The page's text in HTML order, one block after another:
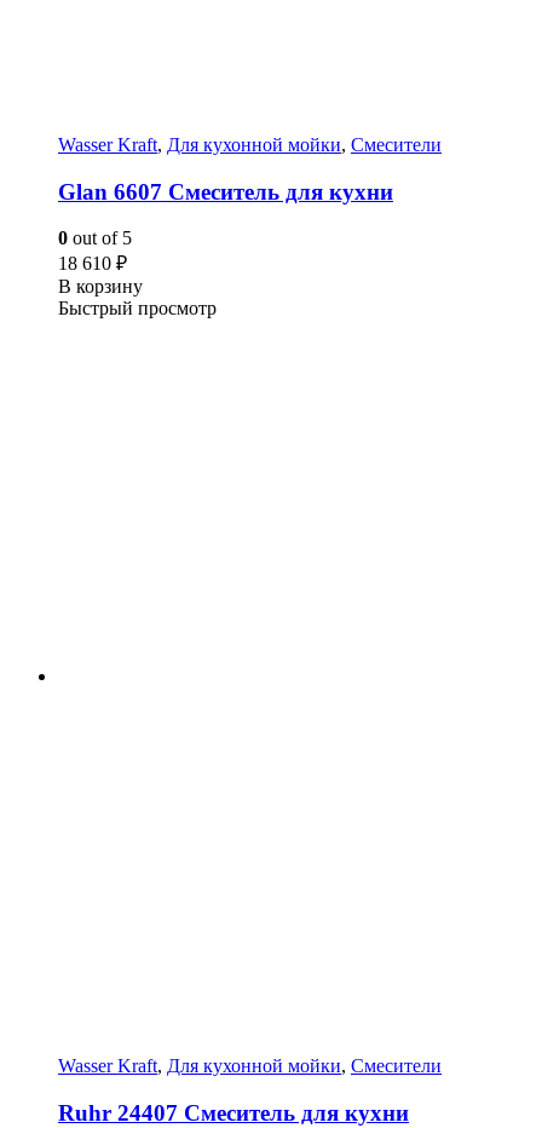
Wasser Kraft, Для кухонной мойки, Смесители
Glan 6607 Смеситель для кухни
0 out of 5
18 610 ₽
В корзину
Быстрый просмотр
Wasser Kraft, Для кухонной мойки, Смесители
Ruhr 24407 Смеситель для кухни